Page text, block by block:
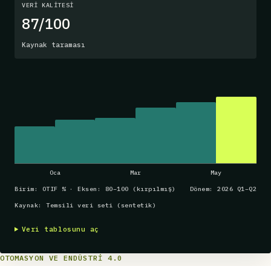
VERİ KALİTESİ
87/100
Kaynak taraması
Oca Mar May
Birim: OTIF % · Eksen: 80–100 (kırpılmış) Dönem: 2026 Q1–Q2
Kaynak: Temsili veri seti (sentetik)
Veri tablosunu aç
OTOMASYON VE ENDÜSTRI 4.0